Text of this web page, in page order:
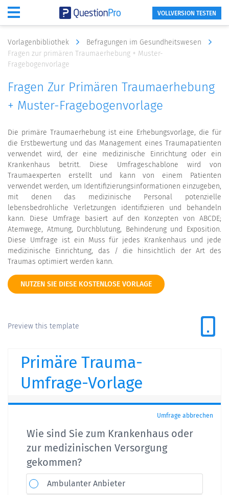
VOLLVERSION TESTEN
Vorlagenbibliothek
Befragungen im Gesundheitswesen
Fragen zur primären Traumaerhebung + Muster-
Fragebogenvorlage
Fragen Zur Primären Traumaerhebung
+ Muster-Fragebogenvorlage
Die primäre Traumaerhebung ist eine Erhebungsvorlage, die für
die Erstbewertung und das Management eines Traumapatienten
verwendet wird, der eine medizinische Einrichtung oder ein
Krankenhaus betritt. Diese Umfrageschablone wird von
Traumaexperten erstellt und kann von einem Patienten
verwendet werden, um Identifizierungsinformationen einzugeben,
mit denen das medizinische Personal potenzielle
lebensbedrohliche Verletzungen identifizieren und behandeln
kann. Diese Umfrage basiert auf den Konzepten von ABCDE;
Atemwege, Atmung, Durchblutung, Behinderung und Exposition.
Diese Umfrage ist ein Muss für jedes Krankenhaus und jede
medizinische Einrichtung, das / die hinsichtlich der Art des
Traumas optimiert werden kann.
NUTZEN SIE DIESE KOSTENLOSE VORLAGE
Preview this template